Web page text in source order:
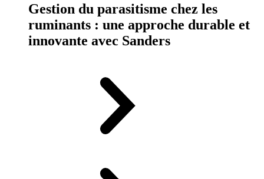
Gestion du parasitisme chez les
ruminants : une approche durable et
innovante avec Sanders